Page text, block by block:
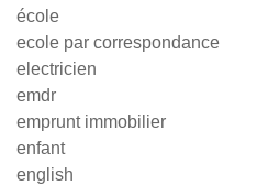
école
ecole par correspondance
electricien
emdr
emprunt immobilier
enfant
english